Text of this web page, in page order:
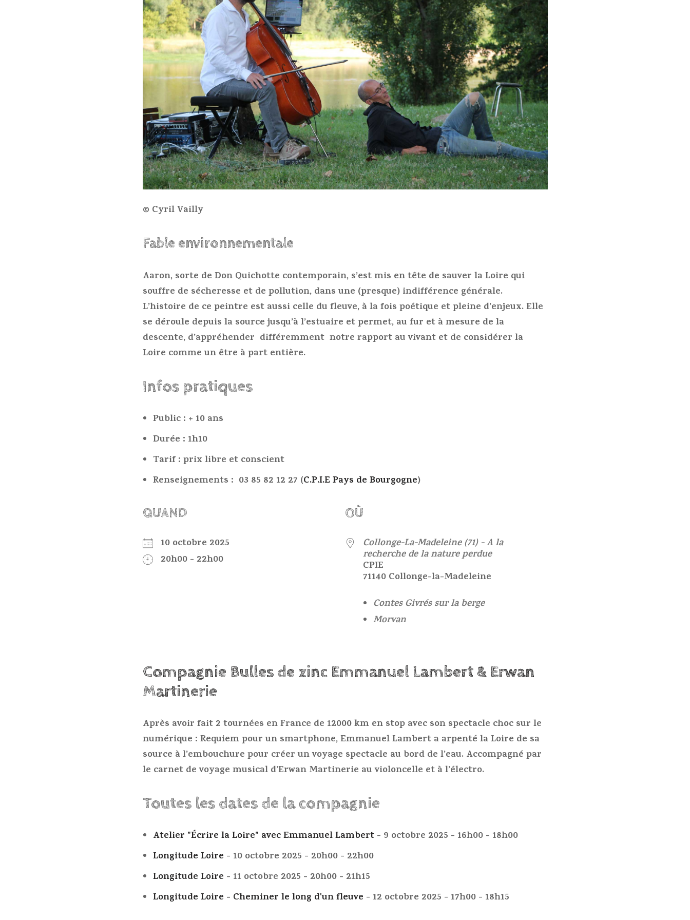
© Cyril Vailly
Fable environnementale
Aaron, sorte de Don Quichotte contemporain, s’est mis en tête de sauver la Loire qui
souffre de sécheresse et de pollution, dans une (presque) indifférence générale.
L’histoire de ce peintre est aussi celle du fleuve, à la fois poétique et pleine d’enjeux. Elle
se déroule depuis la source jusqu’à l’estuaire et permet, au fur et à mesure de la
descente, d’appréhender différemment notre rapport au vivant et de considérer la
Loire comme un être à part entière.
Infos pratiques
Public : + 10 ans
Durée : 1h10
Tarif : prix libre et conscient
Renseignements : 03 85 82 12 27 (C.P.I.E Pays de Bourgogne)
QUAND
10 octobre 2025
20h00 - 22h00
OÙ
Collonge-La-Madeleine (71) - A la
recherche de la nature perdue
CPIE
71140 Collonge-la-Madeleine
Contes Givrés sur la berge
Morvan
Compagnie Bulles de zinc Emmanuel Lambert & Erwan
Martinerie
Après avoir fait 2 tournées en France de 12000 km en stop avec son spectacle choc sur le
numérique : Requiem pour un smartphone, Emmanuel Lambert a arpenté la Loire de sa
source à l’embouchure pour créer un voyage spectacle au bord de l’eau. Accompagné par
le carnet de voyage musical d’Erwan Martinerie au violoncelle et à l’électro.
Toutes les dates de la compagnie
Atelier "Écrire la Loire" avec Emmanuel Lambert- 9 octobre 2025 - 16h00 - 18h00
Longitude Loire - 10 octobre 2025 - 20h00 - 22h00
Longitude Loire - 11 octobre 2025 - 20h00 - 21h15
Longitude Loire - Cheminer le long d'un fleuve - 12 octobre 2025 - 17h00 - 18h15